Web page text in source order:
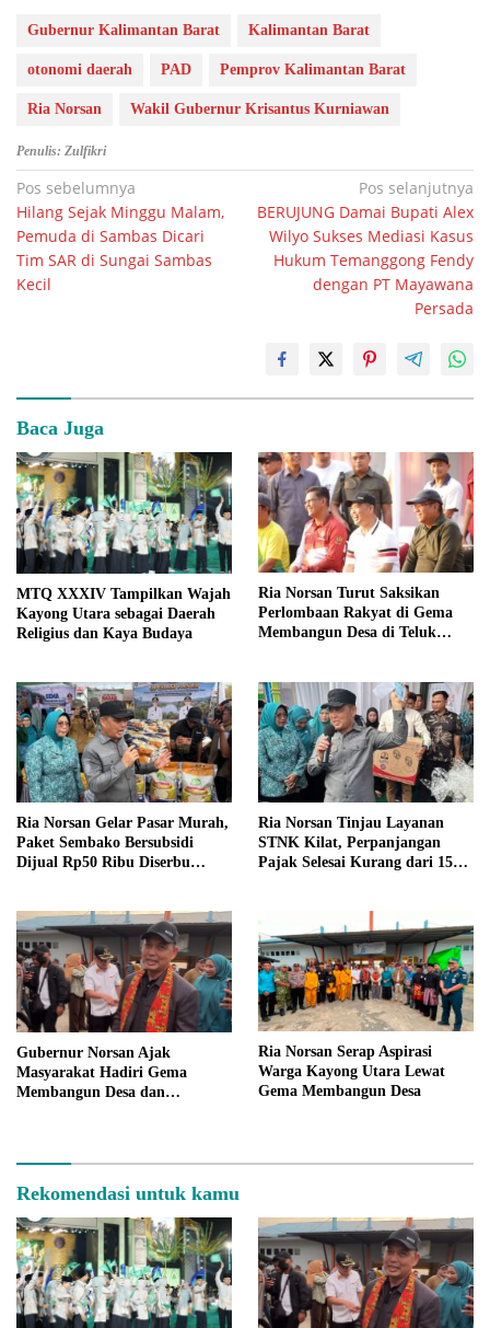
Gubernur Kalimantan Barat Kalimantan Barat
otonomi daerah PAD Pemprov Kalimantan Barat
Ria Norsan Wakil Gubernur Krisantus Kurniawan
Penulis: Zulfikri
Navigasi
pos
Pos sebelumnya
Hilang Sejak Minggu Malam,
Pemuda di Sambas Dicari
Tim SAR di Sungai Sambas
Kecil
Pos selanjutnya
BERUJUNG Damai Bupati Alex
Wilyo Sukses Mediasi Kasus
Hukum Temanggong Fendy
dengan PT Mayawana
Persada
Baca Juga
MTQ XXXIV Tampilkan Wajah
Kayong Utara sebagai Daerah
Religius dan Kaya Budaya
Ria Norsan Turut Saksikan
Perlombaan Rakyat di Gema
Membangun Desa di Teluk
Ria Norsan Gelar Pasar Murah,
Paket Sembako Bersubsidi
Dijual Rp50 Ribu Diserbu
Ria Norsan Tinjau Layanan
STNK Kilat, Perpanjangan
Pajak Selesai Kurang dari 15
Gubernur Norsan Ajak
Masyarakat Hadiri Gema
Membangun Desa dan
Ria Norsan Serap Aspirasi
Warga Kayong Utara Lewat
Gema Membangun Desa
Rekomendasi untuk kamu